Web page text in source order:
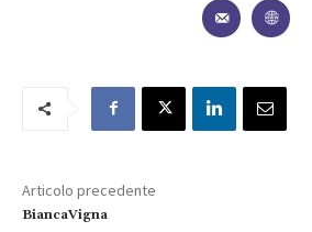
Articolo precedente
BiancaVigna